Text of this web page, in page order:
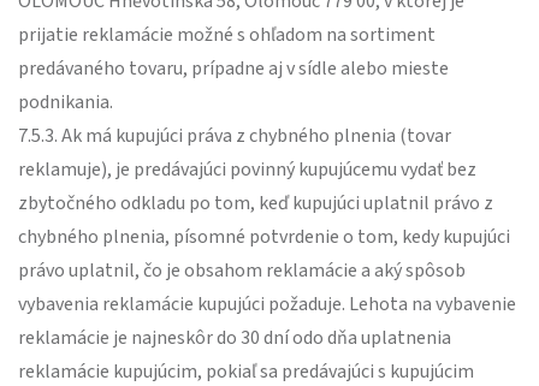
prijatie reklamácie možné s ohľadom na sortiment
predávaného tovaru, prípadne aj v sídle alebo mieste
podnikania.
7.5.3. Ak má kupujúci práva z chybného plnenia (tovar
reklamuje), je predávajúci povinný kupujúcemu vydať bez
zbytočného odkladu po tom, keď kupujúci uplatnil právo z
chybného plnenia, písomné potvrdenie o tom, kedy kupujúci
právo uplatnil, čo je obsahom reklamácie a aký spôsob
vybavenia reklamácie kupujúci požaduje. Lehota na vybavenie
reklamácie je najneskôr do 30 dní odo dňa uplatnenia
reklamácie kupujúcim, pokiaľ sa predávajúci s kupujúcim